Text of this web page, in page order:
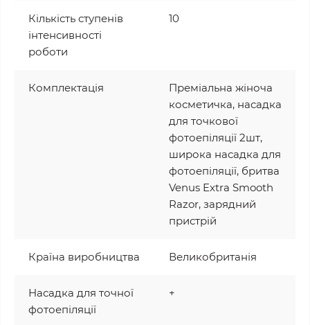
Кількість ступенів
інтенсивності
роботи
10
Комплектація
Преміальна жіноча
косметичка, насадка
для точкової
фотоепіляції 2шт,
широка насадка для
фотоепіляції, бритва
Venus Extra Smooth
Razor, зарядний
пристрій
Країна виробництва Великобританія
Насадка для точної
фотоепіляції
+